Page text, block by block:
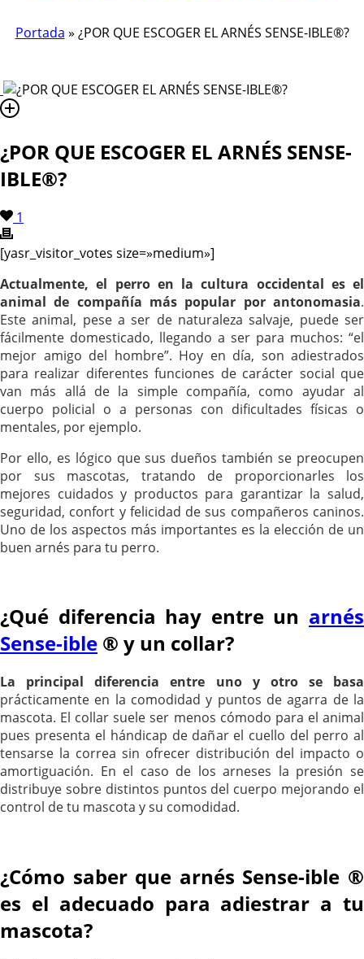
Portada » ¿POR QUE ESCOGER EL ARNÉS SENSE-IBLE®?
¿POR QUE ESCOGER EL ARNÉS SENSE-
IBLE®?
1
[yasr_visitor_votes size=»medium»]
Actualmente, el perro en la cultura occidental es el
animal de compañía más popular por antonomasia.
Este animal, pese a ser de naturaleza salvaje, puede ser
fácilmente domesticado, llegando a ser para muchos: “el
mejor amigo del hombre”. Hoy en día, son adiestrados
para realizar diferentes funciones de carácter social que
van más allá de la simple compañía, como ayudar al
cuerpo policial o a personas con dificultades físicas o
mentales, por ejemplo.
Por ello, es lógico que sus dueños también se preocupen
por sus mascotas, tratando de proporcionarles los
mejores cuidados y productos para garantizar la salud,
seguridad, confort y felicidad de sus compañeros caninos.
Uno de los aspectos más importantes es la elección de un
buen arnés para tu perro.
¿Qué diferencia hay entre un arnés
Sense-ible ® y un collar?
La principal diferencia entre uno y otro se basa
prácticamente en la comodidad y puntos de agarra de la
mascota. El collar suele ser menos cómodo para el animal
pues presenta el hándicap de dañar el cuello del perro al
tensarse la correa sin ofrecer distribución del impacto o
amortiguación. En el caso de los arneses la presión se
distribuye sobre distintos puntos del cuerpo mejorando el
control de tu mascota y su comodidad.
¿Cómo saber que arnés Sense-ible ®
es el adecuado para adiestrar a tu
mascota?